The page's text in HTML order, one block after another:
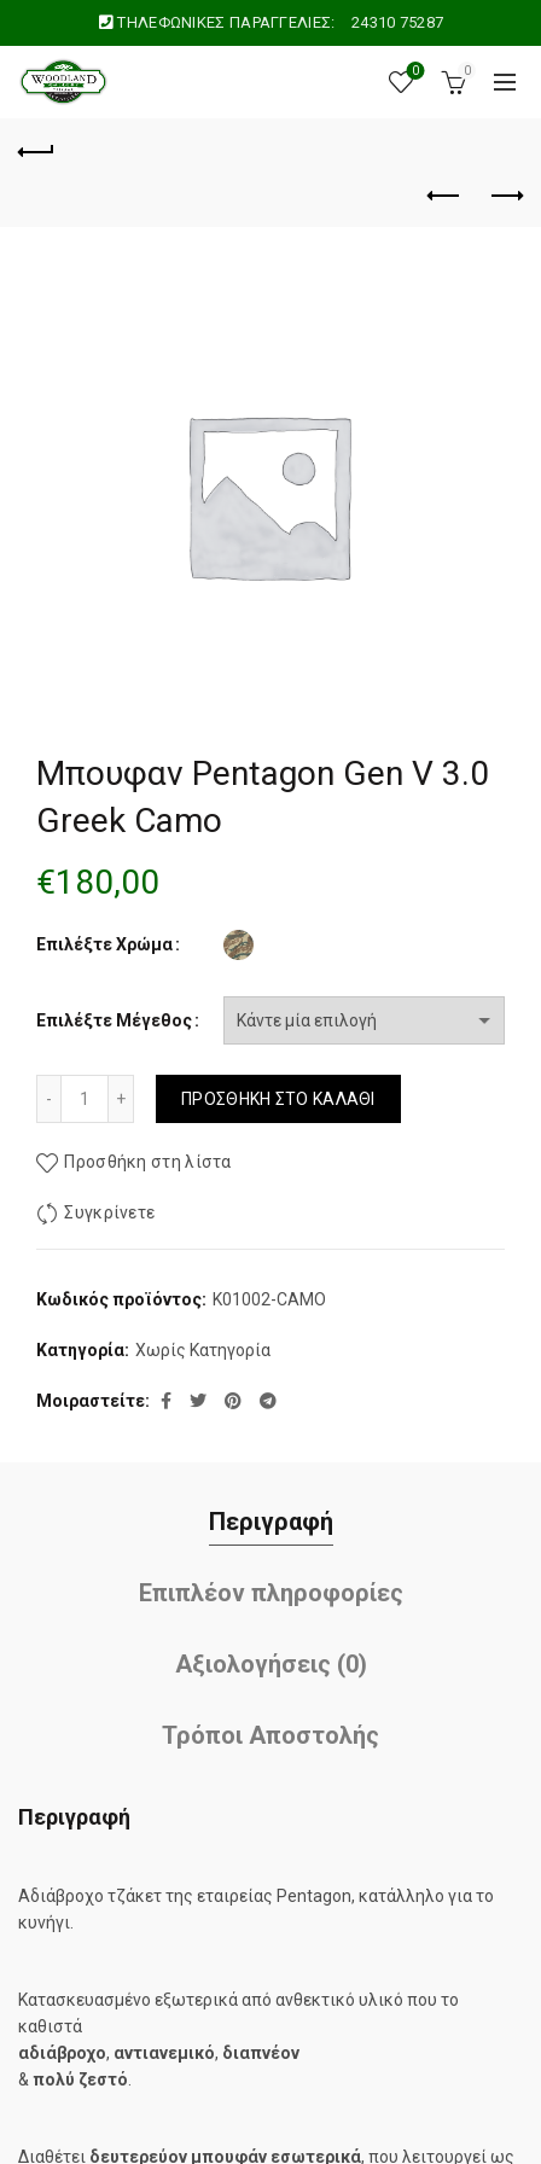
ΤΗΛΕΦΩΝΙΚΕΣ ΠΑΡΑΓΓΕΛΙΕΣ: 24310 75287
0 0
Μπουφαν Pentagon Gen V 3.0
Greek Camo
€180,00
Επιλέξτε Χρώμα
Επιλέξτε Μέγεθος
ΠΡΟΣΘΉΚΗ ΣΤΟ ΚΑΛΆΘΙ
Προσθήκη στη λίστα
Συγκρίνετε
Κωδικός προϊόντος: K01002-CAMO
Κατηγορία: Χωρίς Κατηγορία
Μοιραστείτε
Περιγραφή
Επιπλέον πληροφορίες
Αξιολογήσεις (0)
Τρόποι Αποστολής
Περιγραφή
Αδιάβροχο τζάκετ της εταιρείας Pentagon, κατάλληλο για το
κυνήγι.
Κατασκευασμένο εξωτερικά από ανθεκτικό υλικό που το
καθιστά
αδιάβροχο, αντιανεμικό, διαπνέoν
& πολύ ζεστό
Διαθέτει δευτερεύον μπουφάν εσωτερικά, που λειτουργεί ως